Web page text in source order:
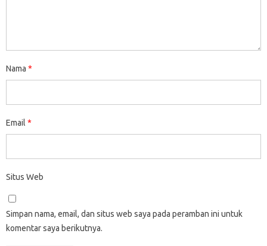
Nama *
Email *
Situs Web
Simpan nama, email, dan situs web saya pada peramban ini untuk
komentar saya berikutnya.